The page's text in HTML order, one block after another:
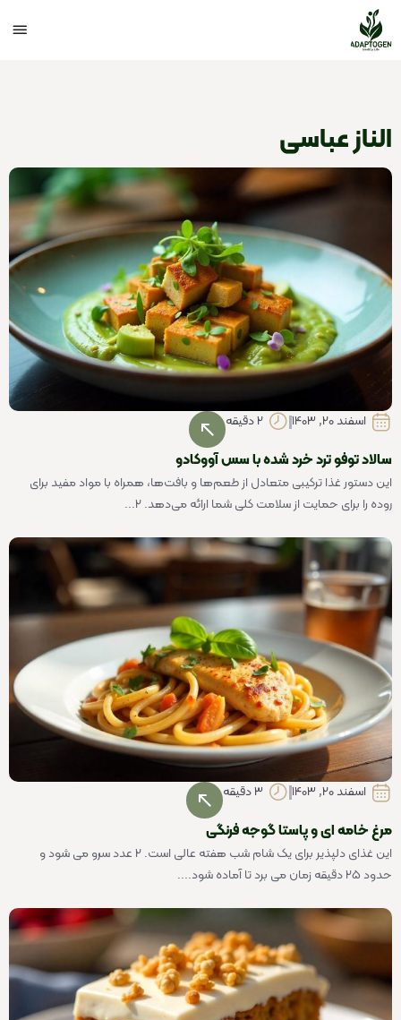
الناز عباسی
اسفند 20, 1403 2 دقیقه
سالاد توفو ترد خرد شده با سس آووکادو
این دستور غذا ترکیبی متعادل از طعم‌ها و بافت‌ها، همراه با مواد مفید برای
روده را برای حمایت از سلامت کلی شما ارائه می‌دهد. 2...
اسفند 20, 1403 3 دقیقه
مرغ خامه ای و پاستا گوجه فرنگی
این غذای دلپذیر برای یک شام شب هفته عالی است. 2 عدد سرو می شود و
حدود 25 دقیقه زمان می برد تا آماده شود....